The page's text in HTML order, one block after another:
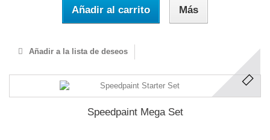
Añadir al carrito Más
Añadir a la lista de deseos
Speedpaint Mega Set